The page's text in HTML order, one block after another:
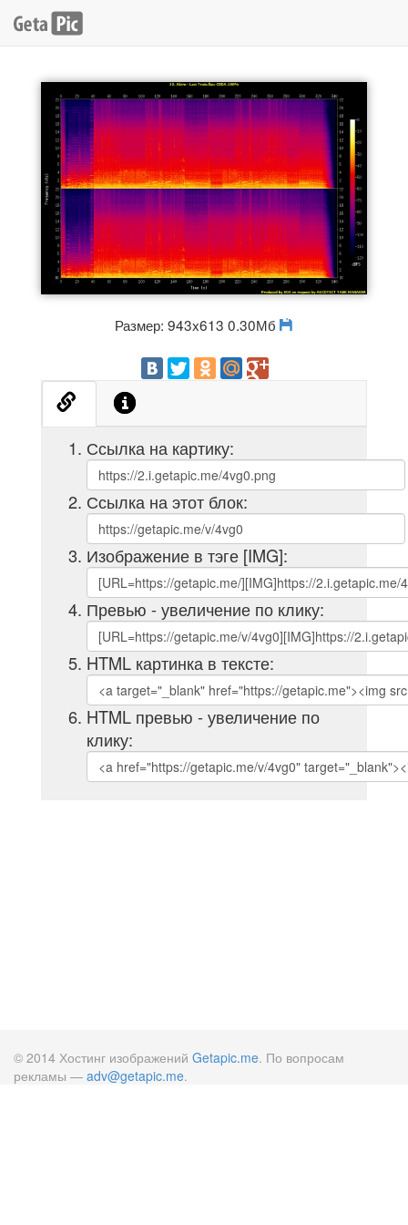
Размер: 943x613 0.30Мб
Ссылка на картику:
Ссылка на этот блок:
Изображение в тэге [IMG]:
Превью - увеличение по клику:
HTML картинка в тексте:
HTML превью - увеличение по
клику:
© 2014 Хостинг изображений Getapic.me. По вопросам
рекламы — adv@getapic.me.